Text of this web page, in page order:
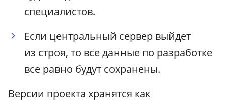
специалистов.
Если центральный сервер выйдет
из строя, то все данные по разработке
все равно будут сохранены.
Версии проекта хранятся как